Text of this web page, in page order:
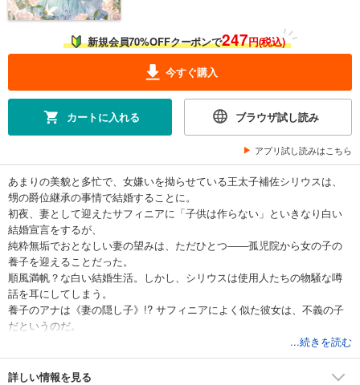
新規会員70%OFFクーポンで247円(税込)
今すぐ購入
カートに入れる ブラウザ試し読み
アプリ試し読みはこちら
あまりの美貌と多忙で、女嫌いを拗らせている王太子補佐シリウスは、
甥の爵位継承の事情で結婚することに。
初夜、妻として迎えたサフィニアに「子供は作らない」といきなり白い
結婚宣言をするが、
純粋無垢でおとなしい妻の望みは、ただひとつ――孤児院から女の子の
養子を迎えることだった。
順風満帆？な白い結婚生活。しかし、シリウスは使用人たちの物騒な噂
話を耳にしてしまう。
養子のアナは《妻の隠し子》!? サフィニアによく似た彼女は、不義の子
だというのだ。
アナ（二歳）の愛らしさに疑惑を吹っ飛び、振り回されて、シリウスの
人生は急に色を帯びていく。
かわいいは正義！ 小説家になろうで大人気、不穏ハートフルな子育てラ
...続きを読む
詳しい情報を見る